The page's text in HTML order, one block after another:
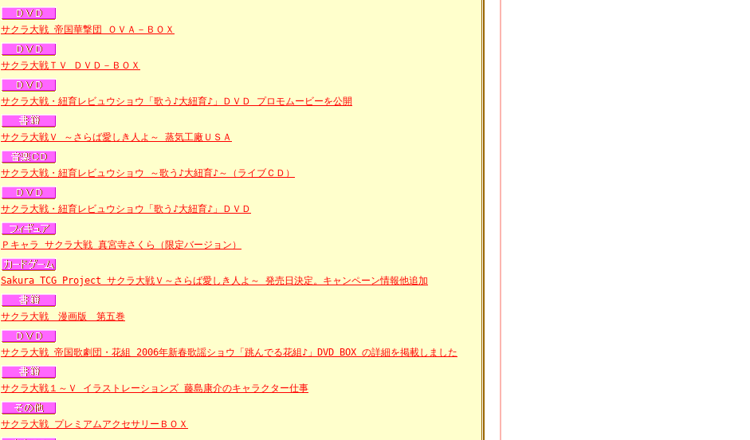
サクラ大戦 帝国華撃団 ＯＶＡ－ＢＯＸ
サクラ大戦ＴＶ ＤＶＤ－ＢＯＸ
サクラ大戦・紐育レビュウショウ「歌う♪大紐育♪」ＤＶＤ プロモムービーを公開
サクラ大戦Ｖ ～さらば愛しき人よ～ 蒸気工廠ＵＳＡ
サクラ大戦・紐育レビュウショウ ～歌う♪大紐育♪～（ライブＣＤ）
サクラ大戦・紐育レビュウショウ「歌う♪大紐育♪」ＤＶＤ
Ｐキャラ サクラ大戦 真宮寺さくら（限定バージョン）
Sakura TCG Project サクラ大戦Ｖ～さらば愛しき人よ～ 発売日決定。キャンペーン情報他追加
サクラ大戦 漫画版 第五巻
サクラ大戦 帝国歌劇団・花組 2006年新春歌謡ショウ「跳んでる花組♪」DVD BOX の詳細を掲載しました
サクラ大戦１～Ｖ イラストレーションズ 藤島康介のキャラクター仕事
サクラ大戦 プレミアムアクセサリーＢＯＸ